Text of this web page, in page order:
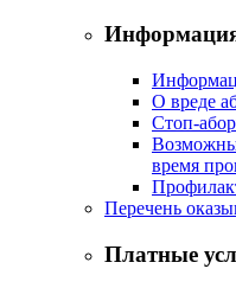
О вреде
Стоп-
время
Перечень
Платные